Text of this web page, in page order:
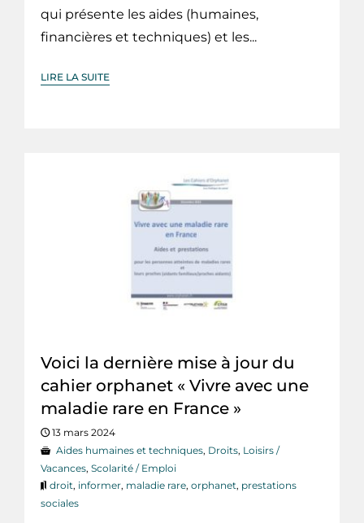
qui présente les aides (humaines,
financières et techniques) et les...
LIRE LA SUITE
Voici la dernière mise à jour du
cahier orphanet « Vivre avec une
maladie rare en France »
13 mars 2024
Aides humaines et techniques, Droits, Loisirs /
Vacances, Scolarité / Emploi
droit, informer, maladie rare, orphanet, prestations
sociales